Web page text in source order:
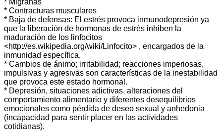
* Migrañas
* Contracturas musculares
* Baja de defensas: El estrés provoca inmunodepresión ya
que la liberación de hormonas de estrés inhiben la
maduración de los linfocitos
<http://es.wikipedia.org/wiki/Linfocito> , encargados de la
inmunidad específica.
* Cambios de ánimo; irritabilidad; reacciones imperiosas,
impulsivas y agresivas son características de la inestabilidad
que provoca este estado hormonal.
* Depresión, situaciones adictivas, alteraciones del
comportamiento alimentario y diferentes desequilibrios
emocionales como pérdida de deseo sexual y anhedonia
(incapacidad para sentir placer en las actividades
cotidianas).